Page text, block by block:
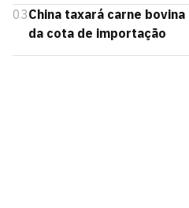
03China taxará carne
da cota de importação